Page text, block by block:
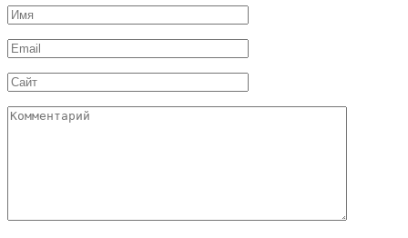
Имя
*
Email
*
Сайт
Комментарий